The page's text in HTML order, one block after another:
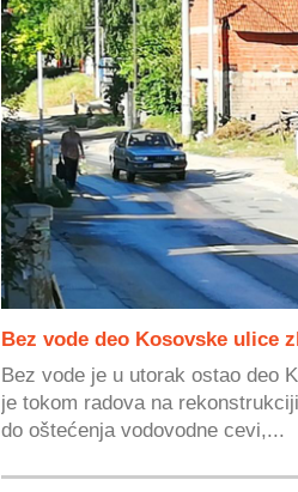
Bez vode deo Kosovske ulice
Bez vode je u utorak ostao deo
je tokom radova na
do oštećenja vodovodne cevi,...